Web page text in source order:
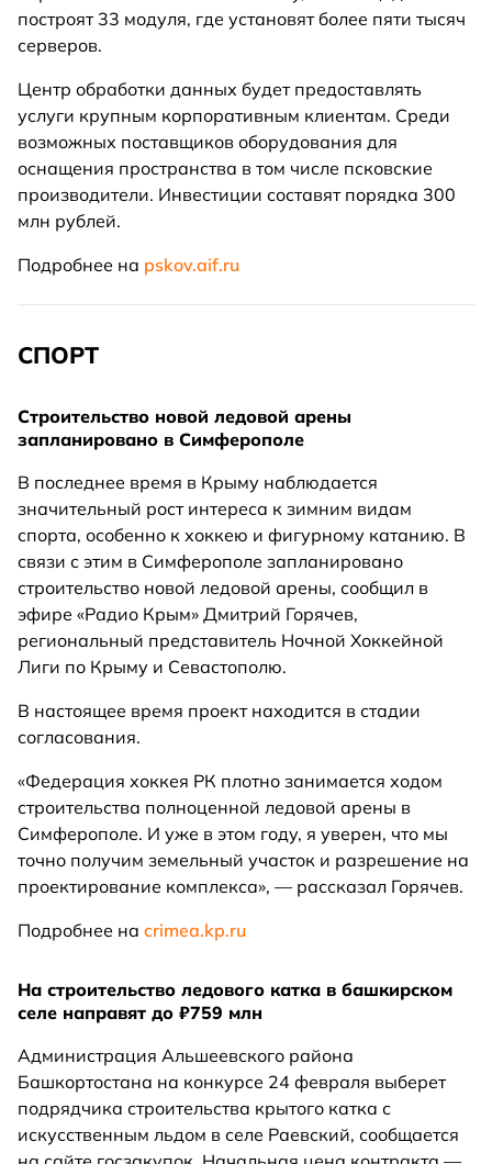
построят 33 модуля, где установят более пяти тысяч
серверов.
Центр обработки данных будет предоставлять
услуги крупным корпоративным клиентам. Среди
возможных поставщиков оборудования для
оснащения пространства в том числе псковские
производители. Инвестиции составят порядка 300
млн рублей.
Подробнее на pskov.aif.ru
СПОРТ
Строительство новой ледовой арены
запланировано в Симферополе
В последнее время в Крыму наблюдается
значительный рост интереса к зимним видам
спорта, особенно к хоккею и фигурному катанию. В
связи с этим в Симферополе запланировано
строительство новой ледовой арены, сообщил в
эфире «Радио Крым» Дмитрий Горячев,
региональный представитель Ночной Хоккейной
Лиги по Крыму и Севастополю.
В настоящее время проект находится в стадии
согласования.
«Федерация хоккея РК плотно занимается ходом
строительства полноценной ледовой арены в
Симферополе. И уже в этом году, я уверен, что мы
точно получим земельный участок и разрешение на
проектирование комплекса», — рассказал Горячев.
Подробнее на crimea.kp.ru
На строительство ледового катка в башкирском
селе направят до ₽759 млн
Администрация Альшеевского района
Башкортостана на конкурсе 24 февраля выберет
подрядчика строительства крытого катка с
искусственным льдом в селе Раевский, сообщается